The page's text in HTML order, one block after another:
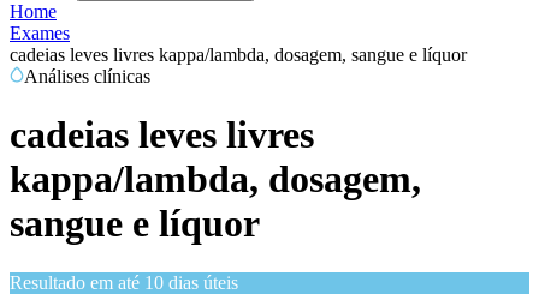
Home
Exames
cadeias leves livres kappa/lambda, dosagem, sangue e líquor
Análises clínicas
cadeias leves livres
kappa/lambda, dosagem,
sangue e líquor
Resultado em até 10 dias úteis